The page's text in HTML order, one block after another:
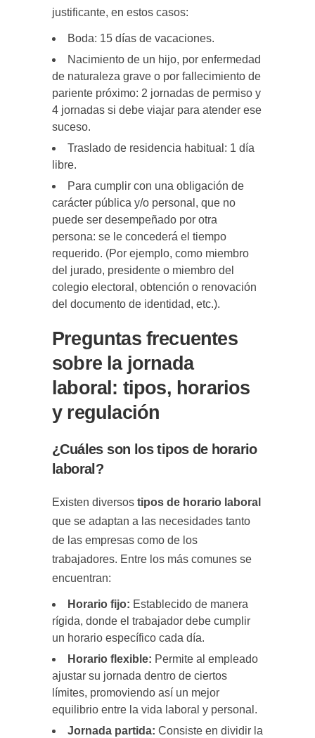
justificante, en estos casos:
Boda: 15 días de vacaciones.
Nacimiento de un hijo, por enfermedad
de naturaleza grave o por fallecimiento de
pariente próximo: 2 jornadas de permiso y
4 jornadas si debe viajar para atender ese
suceso.
Traslado de residencia habitual: 1 día
libre.
Para cumplir con una obligación de
carácter pública y/o personal, que no
puede ser desempeñado por otra
persona: se le concederá el tiempo
requerido. (Por ejemplo, como miembro
del jurado, presidente o miembro del
colegio electoral, obtención o renovación
del documento de identidad, etc.).
Preguntas frecuentes
sobre la jornada
laboral: tipos, horarios
y regulación
¿Cuáles son los tipos de horario
laboral?
Existen diversos tipos de horario laboral
que se adaptan a las necesidades tanto
de las empresas como de los
trabajadores. Entre los más comunes se
encuentran:
Horario fijo: Establecido de manera
rígida, donde el trabajador debe cumplir
un horario específico cada día.
Horario flexible: Permite al empleado
ajustar su jornada dentro de ciertos
límites, promoviendo así un mejor
equilibrio entre la vida laboral y personal.
Jornada partida: Consiste en dividir la